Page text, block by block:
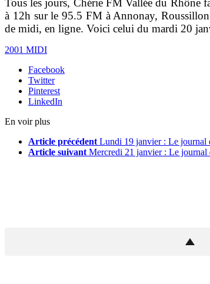
Tous les jours, Chérie FM Vallée du Rhône
à 12h sur le 95.5 FM à Annonay,
de midi, en ligne. Voici celui du mardi 20
2001 MIDI
Facebook
Twitter
Pinterest
LinkedIn
En voir plus
Article précédent Lundi 19 janvier : Le journal
Article suivant Mercredi 21 janvier : Le journal